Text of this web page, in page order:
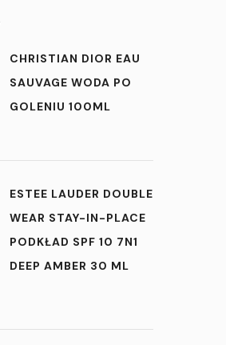
CHRISTIAN DIOR EAU
SAUVAGE WODA PO
GOLENIU 100ML
ESTEE LAUDER DOUBLE
WEAR STAY-IN-PLACE
PODKŁAD SPF 10 7N1
DEEP AMBER 30 ML